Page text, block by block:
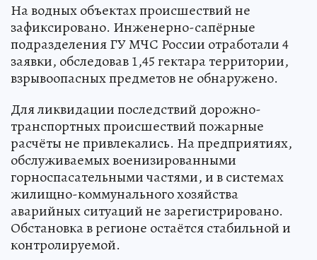
На водных объектах происшествий не
зафиксировано. Инженерно-сапёрные
подразделения ГУ МЧС России отработали 4
заявки, обследовав 1,45 гектара территории,
взрывоопасных предметов не обнаружено.
Для ликвидации последствий дорожно-
транспортных происшествий пожарные
расчёты не привлекались. На предприятиях,
обслуживаемых военизированными
горноспасательными частями, и в системах
жилищно-коммунального хозяйства
аварийных ситуаций не зарегистрировано.
Обстановка в регионе остаётся стабильной и
контролируемой.